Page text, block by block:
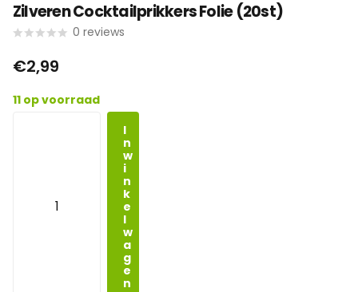
Zilveren Cocktailprikkers Folie (20st)
0 reviews
€2,99
11 op voorraad
I
n
w
i
n
k
e
l
w
a
g
e
n